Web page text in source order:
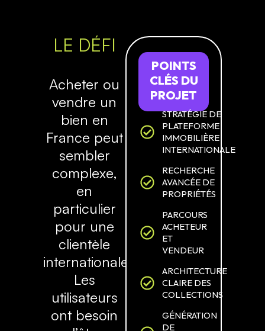
LE DÉFI
Acheter ou
vendre un
bien en
France peut
sembler
complexe,
en
particulier
pour une
clientèle
internationale.
Les
utilisateurs
ont besoin
POINTS
CLÉS DU
PROJET
STRATÉGIE DE
PLATEFORME
IMMOBILIÈRE
INTERNATIONALE
RECHERCHE
AVANCÉE DE
PROPRIÉTÉS
PARCOURS
ACHETEUR
ET
VENDEUR
ARCHITECTURE
CLAIRE DES
COLLECTIONS
GÉNÉRATION
DE